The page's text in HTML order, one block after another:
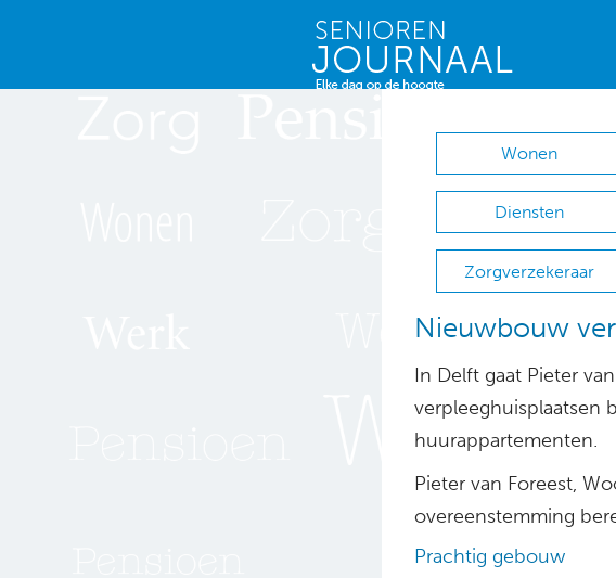
Wonen
Diensten
Zorgverzekeraar
Nieuwbouw
In Delft gaat Pieter
verpleeghuisplaatsen
huurappartementen.
Pieter van Foreest,
overeenstemming
Prachtig gebouw